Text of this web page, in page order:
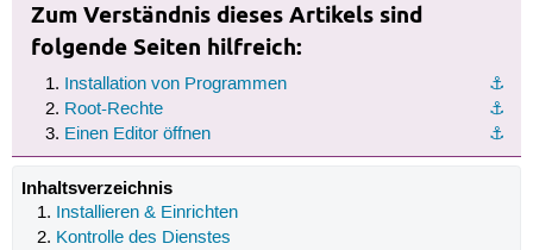
Zum Verständnis dieses Artikels sind
folgende Seiten hilfreich:
⚓︎
Installation von Programmen
⚓︎
Root-Rechte
⚓︎
Einen Editor öffnen
Inhaltsverzeichnis
Installieren & Einrichten
Kontrolle des Dienstes